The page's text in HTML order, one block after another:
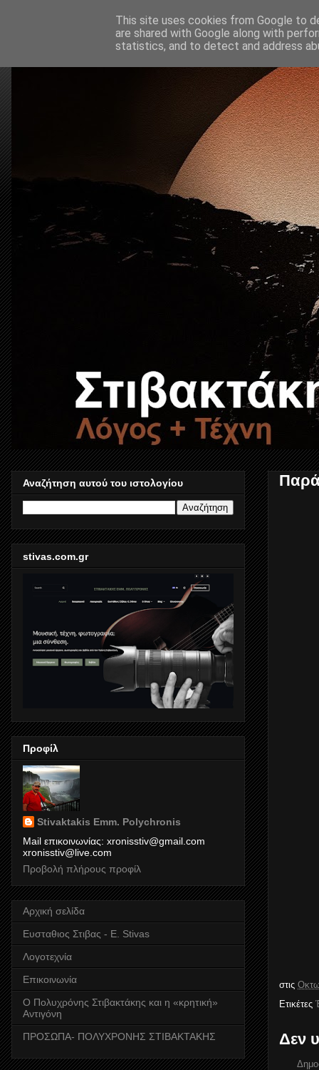
στις
Ετικέτες
Δεν
Αναζήτηση αυτού του ιστολογίου
stivas.com.gr
Προφίλ
Stivaktakis Emm. Polychronis
Mail επικοινωνίας: xronisstiv@gmail.com
xronisstiv@live.com
Προβολή πλήρους προφίλ
Αρχική σελίδα
Ευσταθιος Στιβας - E. Stivas
Λογοτεχνία
Επικοινωνία
Ο Πολυχρόνης Στιβακτάκης και η «κρητική»
Αντιγόνη
ΠΡΟΣΩΠΑ- ΠΟΛΥΧΡΟΝΗΣ ΣΤΙΒΑΚΤΑΚΗΣ
This site uses cookies from Google to
are shared with Google along with
statistics, and to detect and address